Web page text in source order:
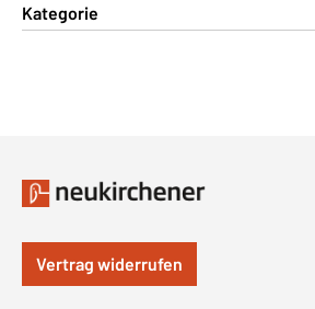
Kategorie
Vertrag widerrufen